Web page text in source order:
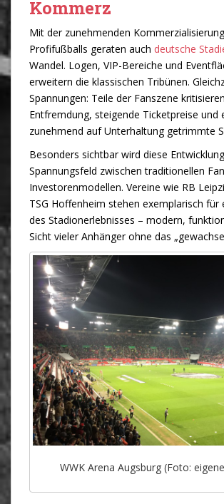
Kommerz
Mit der zunehmenden
Profifußballs geraten auch deutsche
Wandel. Logen, VIP-Bereiche und
erweitern die klassischen Tribünen.
Spannungen: Teile der Fanszene kritisieren
Entfremdung, steigende Ticketpreise und
zunehmend auf Unterhaltung getrimmte
Besonders sichtbar wird diese
Spannungsfeld zwischen traditionellen
Investorenmodellen. Vereine wie RB
TSG Hoffenheim stehen exemplarisch für
des Stadionerlebnisses – modern,
Sicht vieler Anhänger ohne das
WWK Arena Augsburg (Foto: